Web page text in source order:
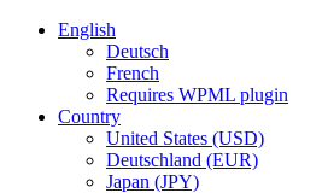
English
Deutsch
French
Requires WPML plugin
Country
United States (USD)
Deutschland (EUR)
Japan (JPY)